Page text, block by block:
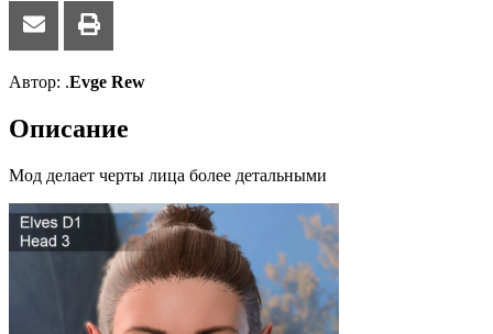
Автор: .Evge Rew
Описание
Мод делает черты лица более детальными